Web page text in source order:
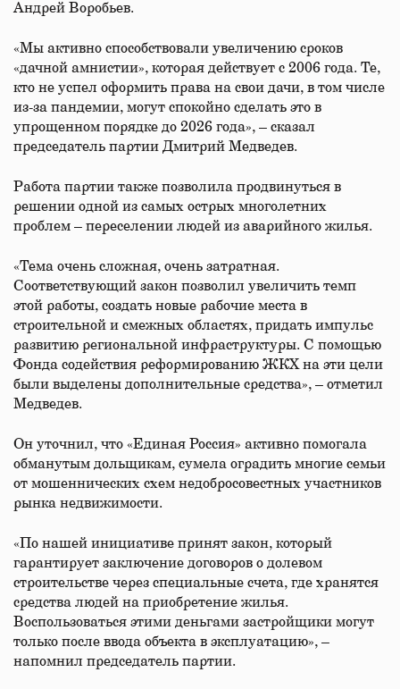
Андрей Воробьев.
«Мы активно способствовали увеличению сроков
«дачной амнистии», которая действует с 2006 года. Те,
кто не успел оформить права на свои дачи, в том числе
из-за пандемии, могут спокойно сделать это в
упрощенном порядке до 2026 года», – сказал
председатель партии Дмитрий Медведев.
Работа партии также позволила продвинуться в
решении одной из самых острых многолетних
проблем – переселении людей из аварийного жилья.
«Тема очень сложная, очень затратная.
Соответствующий закон позволил увеличить темп
этой работы, создать новые рабочие места в
строительной и смежных областях, придать импульс
развитию региональной инфраструктуры. С помощью
Фонда содействия реформированию ЖКХ на эти цели
были выделены дополнительные средства», – отметил
Медведев.
Он уточнил, что «Единая Россия» активно помогала
обманутым дольщикам, сумела оградить многие семьи
от мошеннических схем недобросовестных участников
рынка недвижимости.
«По нашей инициативе принят закон, который
гарантирует заключение договоров о долевом
строительстве через специальные счета, где хранятся
средства людей на приобретение жилья.
Воспользоваться этими деньгами застройщики могут
только после ввода объекта в эксплуатацию», –
напомнил председатель партии.